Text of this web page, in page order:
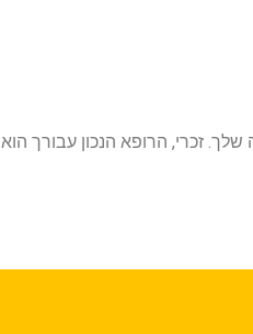
זכרי, הרופא הנכון עבורך הוא